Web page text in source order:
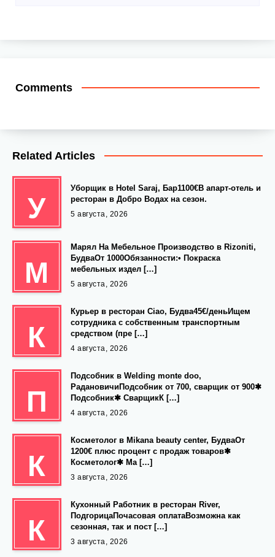
Comments
Related Articles
У
Уборщик в Hotel Saraj, Бар1100€В апарт-отель и
ресторан в Добро Водах на сезон.
5 августа, 2026
М
Марял На Мебельное Производство в Rizoniti,
БудваОт 1000Обязанности:• Покраска
мебельных издел […]
5 августа, 2026
К
Курьер в ресторан Ciao, Будва45€/деньИщем
сотрудника с собственным транспортным
средством (пре […]
4 августа, 2026
П
Подсобник в Welding monte doo,
РадановичиПодсобник от 700, сварщик от 900✱
Подсобник✱ СварщикК […]
4 августа, 2026
К
Косметолог в Mikana beauty center, БудваОт
1200€ плюс процент с продаж товаров✱
Косметолог✱ Ма […]
3 августа, 2026
К
Кухонный Работник в ресторан River,
ПодгорицаПочасовая оплатаВозможна как
сезонная, так и пост […]
3 августа, 2026